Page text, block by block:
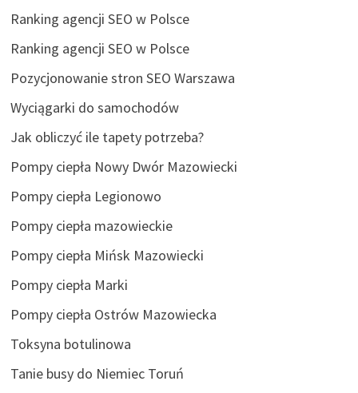
Ranking agencji SEO w Polsce
Ranking agencji SEO w Polsce
Pozycjonowanie stron SEO Warszawa
Wyciągarki do samochodów
Jak obliczyć ile tapety potrzeba?
Pompy ciepła Nowy Dwór Mazowiecki
Pompy ciepła Legionowo
Pompy ciepła mazowieckie
Pompy ciepła Mińsk Mazowiecki
Pompy ciepła Marki
Pompy ciepła Ostrów Mazowiecka
Toksyna botulinowa
Tanie busy do Niemiec Toruń